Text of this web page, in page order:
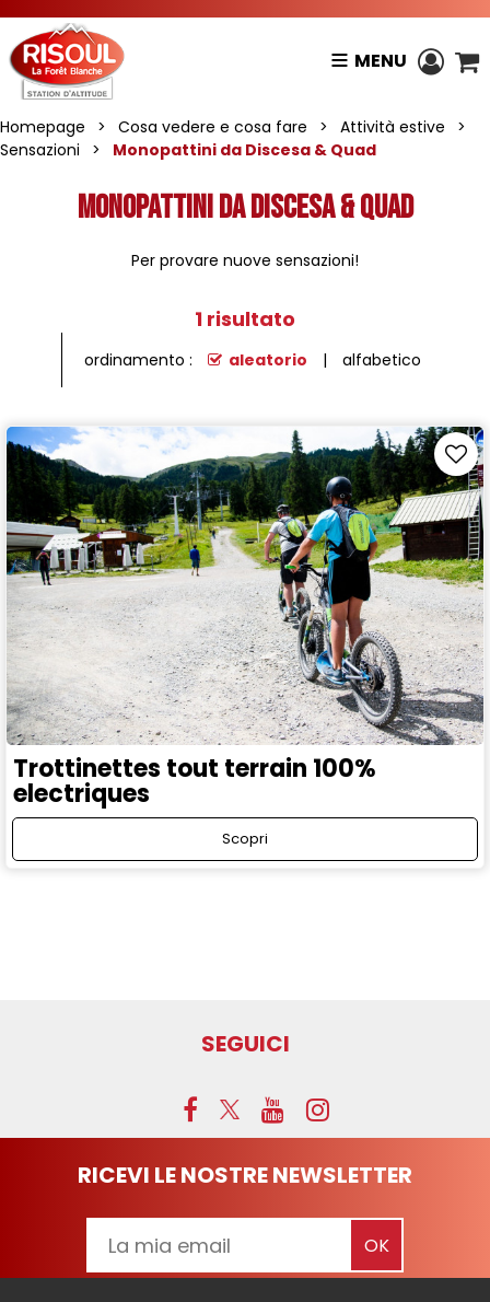
MENU
Homepage > Cosa vedere e cosa fare > Attività estive
>
Sensazioni
> Monopattini da Discesa & Quad
Monopattini da Discesa & Quad
Per provare nuove sensazioni!
1 risultato
ordinamento : aleatorio alfabetico
Trottinettes tout terrain 100%
electriques
Scopri
SEGUICI
RICEVI LE NOSTRE NEWSLETTER